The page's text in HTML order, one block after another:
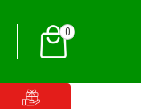
0